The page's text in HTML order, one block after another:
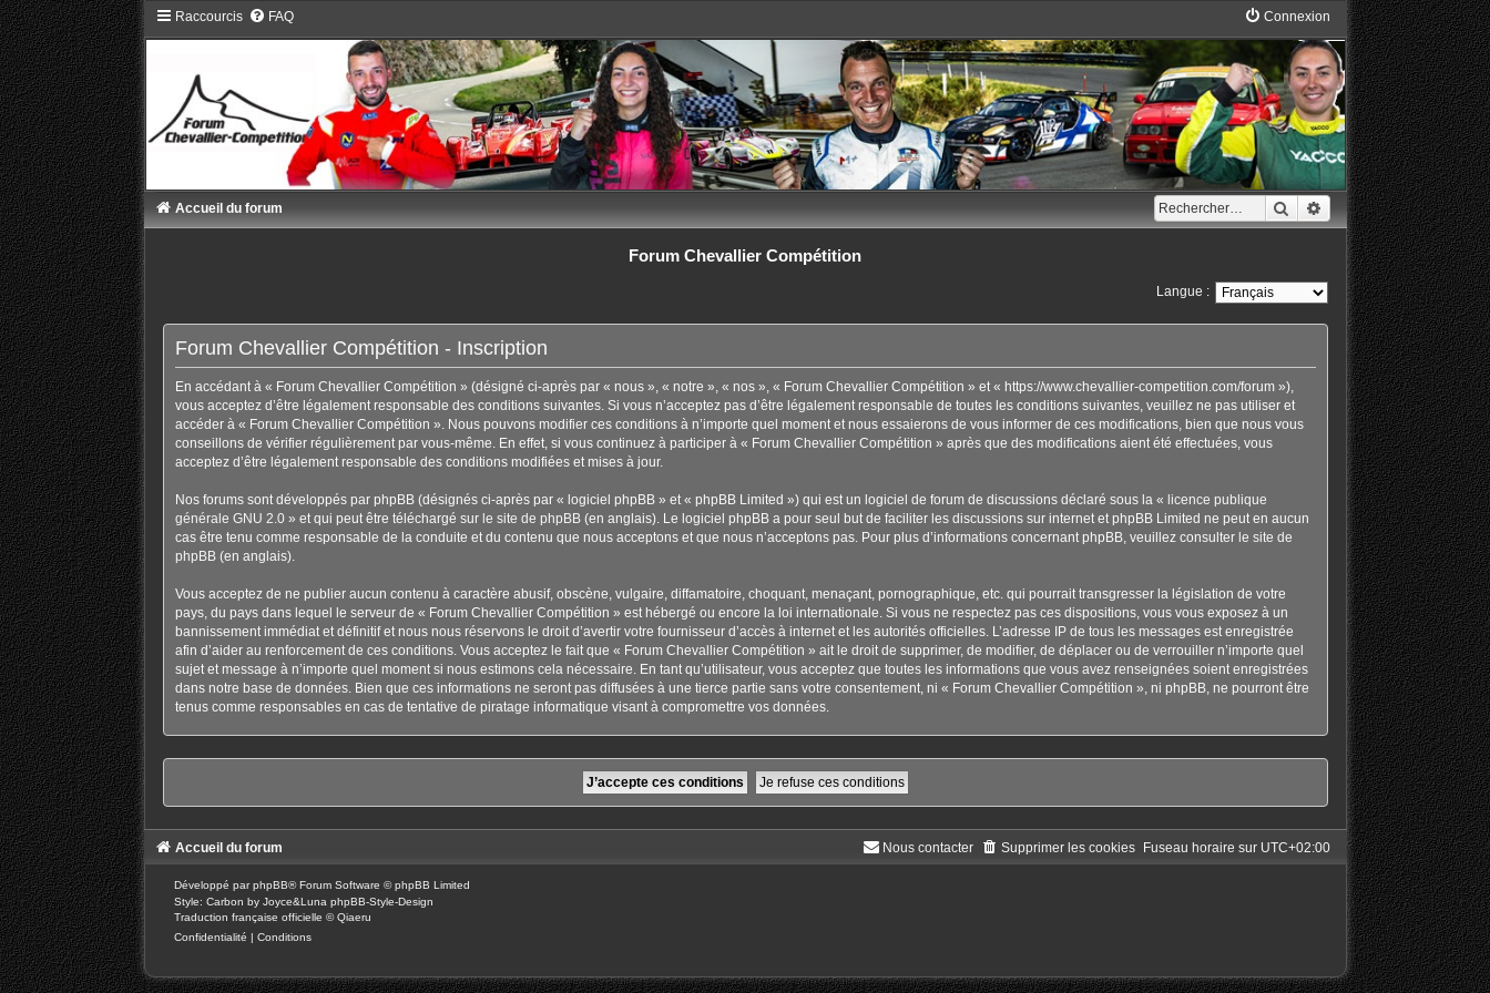
Raccourcis FAQ Connexion
RechercherRecherche avancée
Accueil du forum
Forum Chevallier Compétition
Langue :
Forum Chevallier Compétition - Inscription
En accédant à « Forum Chevallier Compétition » (désigné ci-après par « nous », « notre », « nos », « Forum Chevallier Compétition » et « https://www.chevallier-competition.com/forum »),
vous acceptez d’être légalement responsable des conditions suivantes. Si vous n’acceptez pas d’être légalement responsable de toutes les conditions suivantes, veuillez ne pas utiliser et
accéder à « Forum Chevallier Compétition ». Nous pouvons modifier ces conditions à n’importe quel moment et nous essaierons de vous informer de ces modifications, bien que nous vous
conseillons de vérifier régulièrement par vous-même. En effet, si vous continuez à participer à « Forum Chevallier Compétition » après que des modifications aient été effectuées, vous
acceptez d’être légalement responsable des conditions modifiées et mises à jour.
Nos forums sont développés par phpBB (désignés ci-après par « logiciel phpBB » et « phpBB Limited ») qui est un logiciel de forum de discussions déclaré sous la « licence publique
générale GNU 2.0» et qui peut être téléchargé sur le site de phpBB(en anglais). Le logiciel phpBB a pour seul but de faciliter les discussions sur internet et phpBB Limited ne peut en aucun
cas être tenu comme responsable de la conduite et du contenu que nous acceptons et que nous n’acceptons pas. Pour plus d’informations concernant phpBB, veuillez consulter le site de
phpBB(en anglais).
Vous acceptez de ne publier aucun contenu à caractère abusif, obscène, vulgaire, diffamatoire, choquant, menaçant, pornographique, etc. qui pourrait transgresser la législation de votre
pays, du pays dans lequel le serveur de « Forum Chevallier Compétition » est hébergé ou encore la loi internationale. Si vous ne respectez pas ces dispositions, vous vous exposez à un
bannissement immédiat et définitif et nous nous réservons le droit d’avertir votre fournisseur d’accès à internet et les autorités officielles. L’adresse IP de tous les messages est enregistrée
afin d’aider au renforcement de ces conditions. Vous acceptez le fait que « Forum Chevallier Compétition » ait le droit de supprimer, de modifier, de déplacer ou de verrouiller n’importe quel
sujet et message à n’importe quel moment si nous estimons cela nécessaire. En tant qu’utilisateur, vous acceptez que toutes les informations que vous avez renseignées soient enregistrées
dans notre base de données. Bien que ces informations ne seront pas diffusées à une tierce partie sans votre consentement, ni « Forum Chevallier Compétition », ni phpBB, ne pourront être
tenus comme responsables en cas de tentative de piratage informatique visant à compromettre vos données.
Accueil du forum Fuseau horaire sur UTC+02:00
Supprimer les cookies
Nous contacter
Développé parphpBB® Forum Software © phpBB Limited
Style: Carbon by Joyce&Luna phpBB-Style-Design
Traduction française officielle ©Qiaeru
Confidentialité | Conditions